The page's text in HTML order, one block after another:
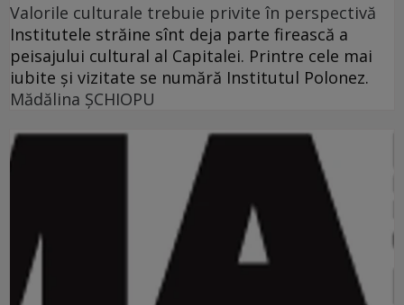
Valorile culturale trebuie privite în perspectivă
Institutele străine sînt deja parte firească a
peisajului cultural al Capitalei. Printre cele mai
iubite şi vizitate se numără Institutul Polonez.
Mădălina ŞCHIOPU